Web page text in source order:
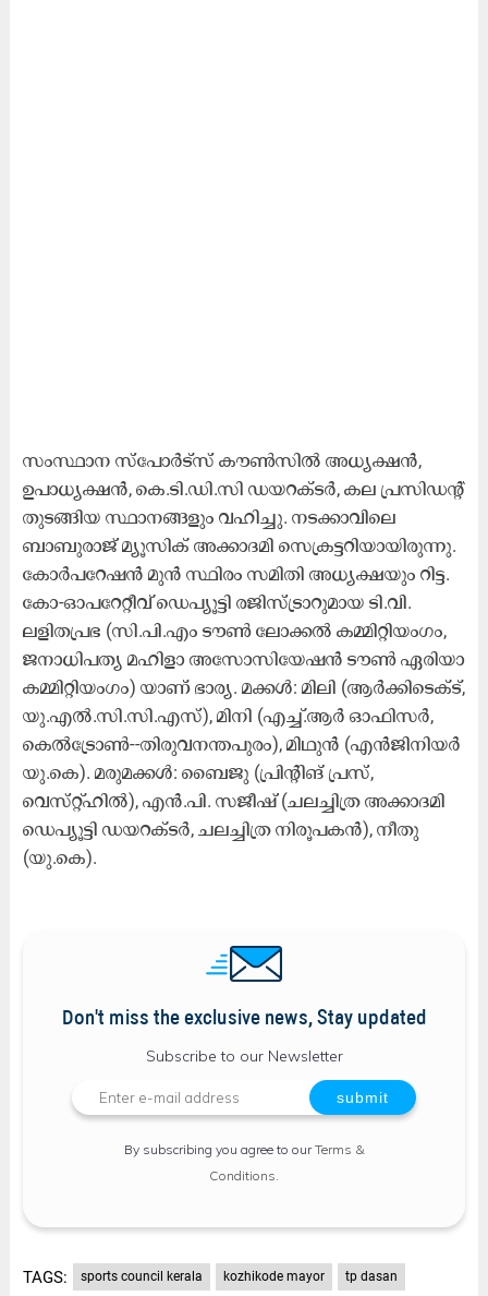
സംസ്ഥാന സ്‌പോർട്‌സ്‌ കൗൺസിൽ അധ്യക്ഷൻ,
ഉപാധ്യക്ഷൻ, കെ.ടി.ഡി.സി ഡയറക്ടർ, കല പ്രസിഡന്റ്‌
തുടങ്ങിയ സ്ഥാനങ്ങളും വഹിച്ചു. നടക്കാവിലെ
ബാബുരാജ്‌ മ്യൂസിക്‌ അക്കാദമി സെക്രട്ടറിയായിരുന്നു.
കോർപറേഷൻ മുൻ സ്ഥിരം സമിതി അധ്യക്ഷയും റിട്ട.
കോ-ഓപറേറ്റീവ്‌ ഡെപ്യൂട്ടി രജിസ്‌ട്രാറുമായ ടി.വി.
ലളിതപ്രഭ (സി.പി.എം ടൗൺ ലോക്കൽ കമ്മിറ്റിയംഗം,
ജനാധിപത്യ മഹിളാ അസോസിയേഷൻ ടൗൺ ഏരിയാ
കമ്മിറ്റിയംഗം) യാണ്‌ ഭാര്യ. മക്കൾ: മിലി (ആർക്കിടെക്ട്‌,
യു.എൽ.സി.സി.എസ്‌), മിനി (എച്ച്‌.ആർ ഓഫിസർ,
കെൽട്രോൺ--തിരുവനന്തപുരം), മിഥുൻ (എൻജിനിയർ
യു.കെ). മരുമക്കൾ: ബൈജു (പ്രിന്റിങ്‌ പ്രസ്‌,
വെസ്‌റ്റ്‌ഹിൽ), എൻ.പി. സജീഷ്‌ (ചലച്ചിത്ര അക്കാദമി
ഡെപ്യൂട്ടി ഡയറക്ടർ, ചലച്ചിത്ര നിരൂപകൻ), നീതു
(യു.കെ).
Don't miss the exclusive news, Stay updated
Subscribe to our Newsletter
By subscribing you agree to ourTerms &
Conditions
TAGS: sports council kerala kozhikode mayor tp dasan